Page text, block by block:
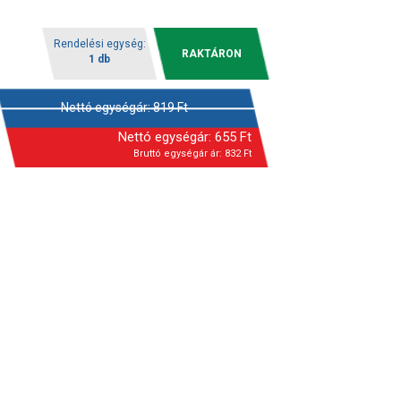
Rendelési egység:
1 db
RAKTÁRON
Nettó egységár:819Ft
Nettó egységár: 655 Ft
Bruttó egységár ár: 832 Ft